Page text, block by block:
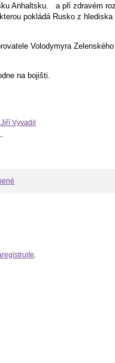
Anhaltsku.
a při zdravém
pokládá Rusko z
Volodymyra
na bojišti.
Vyvadil
.